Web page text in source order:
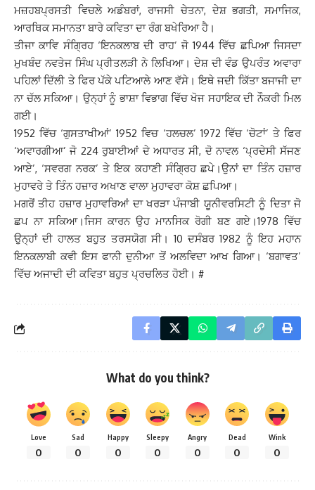
ਮਜ਼ਹਬਪ੍ਰਸਤੀ ਵਿਚਲੇ ਅਡੰਬਰਾਂ, ਰਾਜਸੀ ਚੇਤਨਾ, ਦੇਸ਼ ਭਗਤੀ, ਸਮਾਜਿਕ,
ਆਰਥਿਕ ਸਮਾਨਤਾ ਬਾਰੇ ਕਵਿਤਾ ਦਾ ਰੰਗ ਬਖੇਰਿਆ ਹੈ।
ਤੀਜਾ ਕਾਵਿ ਸੰਗ੍ਰਿਹ ‘ਇਨਕਲਾਬ ਦੀ ਰਾਹ’ ਜੋ 1944 ਵਿੱਚ ਛਪਿਆ ਜਿਸਦਾ
ਮੁਖਬੰਦ ਨਵਤੇਜ ਸਿੰਘ ਪ੍ਰੀਤਲੜੀ ਨੇ ਲਿਖਿਆ। ਦੇਸ਼ ਦੀ ਵੰਡ ਉਪਰੰਤ ਅਵਾਰਾ
ਪਹਿਲਾਂ ਦਿੱਲੀ ਤੇ ਫਿਰ ਪੱਕੇ ਪਟਿਆਲੇ ਆਣ ਵੱਸੇ। ਇਥੇ ਜਦੀ ਕਿੱਤਾ ਬਜਾਜੀ ਦਾ
ਨਾ ਚੱਲ ਸਕਿਆ। ਉਨ੍ਹਾਂ ਨੂੰ ਭਾਸ਼ਾ ਵਿਭਾਗ ਵਿੱਚ ਖੋਜ ਸਹਾਇਕ ਦੀ ਨੌਕਰੀ ਮਿਲ
ਗਈ।
1952 ਵਿੱਚ ‘ਗੁਸਤਾਖੀਆਂ’ 1952 ਵਿਚ ‘ਹਲਚਲ’ 1972 ਵਿੱਚ ‘ਚੋਟਾਂ’ ਤੇ ਫਿਰ
‘ਅਵਾਰਗੀਆ’ ਜੋ 224 ਰੁਬਾਈਆਂ ਦੇ ਅਧਾਰਤ ਸੀ, ਦੋ ਨਾਵਲ ‘ਪ੍ਰਦੇਸੀ ਸੱਜਣ
ਆਏ’, ‘ਸਵਰਗ ਨਰਕ’ ਤੇ ਇਕ ਕਹਾਣੀ ਸੰਗ੍ਰਿਹ ਛਪੇ।ਉਨਾਂ ਦਾ ਤਿੰਨ ਹਜ਼ਾਰ
ਮੁਹਾਵਰੇ ਤੇ ਤਿੰਨ ਹਜ਼ਾਰ ਅਖਾਣ ਵਾਲਾ ਮੁਹਾਵਰਾ ਕੋਸ਼ ਛਪਿਆ।
ਮਗਰੋਂ ਤੀਹ ਹਜ਼ਾਰ ਮੁਹਾਵਰਿਆਂ ਦਾ ਖਰੜਾ ਪੰਜਾਬੀ ਯੂਨੀਵਰਸਿਟੀ ਨੂੰ ਦਿਤਾ ਜੋ
ਛਪ ਨਾ ਸਕਿਆ।ਜਿਸ ਕਾਰਨ ਉਹ ਮਾਨਸਿਕ ਰੋਗੀ ਬਣ ਗਏ।1978 ਵਿੱਚ
ਉਨ੍ਹਾਂ ਦੀ ਹਾਲਤ ਬਹੁਤ ਤਰਸਯੋਗ ਸੀ। 10 ਦਸੰਬਰ 1982 ਨੂੰ ਇਹ ਮਹਾਨ
ਇਨਕਲਾਬੀ ਕਵੀ ਇਸ ਫਾਨੀ ਦੁਨੀਆ ਤੋਂ ਅਲਵਿਦਾ ਆਖ ਗਿਆ। ‘ਬਗਾਵਤ’
ਵਿੱਚ ਅਜਾਦੀ ਦੀ ਕਵਿਤਾ ਬਹੁਤ ਪ੍ਰਚਲਿਤ ਹੋਈ। #
What do you think?
Love
0
Sad
0
Happy
0
Sleepy
0
Angry
0
Dead
0
Wink
0